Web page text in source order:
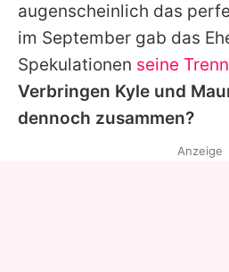
augenscheinlich das
im September gab das
Spekulationen seine
Verbringen Kyle und
dennoch zusammen?
Anzeige